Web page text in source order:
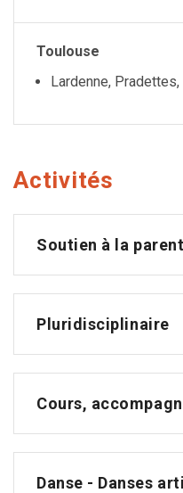
Toulouse
Lardenne,
Activités
Soutien à la
Pluridisciplinaire
Cours,
Danse - Danses